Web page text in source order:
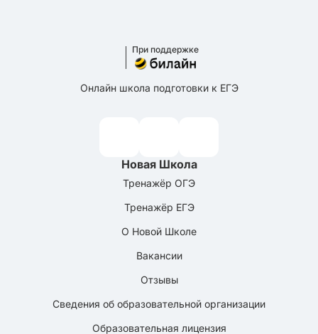
При поддержке
Онлайн школа подготовки к ЕГЭ
Новая Школа
Тренажёр ОГЭ
Тренажёр ЕГЭ
О Новой Школе
Вакансии
Отзывы
Сведения об образовательной организации
Образовательная лицензия